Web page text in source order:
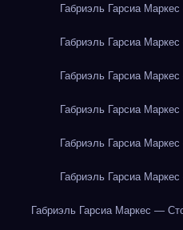
Габриэль Гарсиа
Габриэль Гарсиа
Габриэль Гарсиа
Габриэль Гарсиа
Габриэль Гарсиа
Габриэль Гарсиа
Габриэль Гарсиа Маркес —